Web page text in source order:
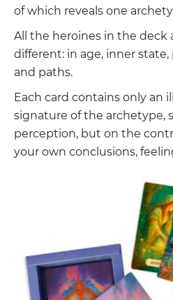
of which reveals one
All the heroines in the deck
different: in age, inner state,
and paths.
Each card contains only an
signature of the archetype,
perception, but on the
your own conclusions,